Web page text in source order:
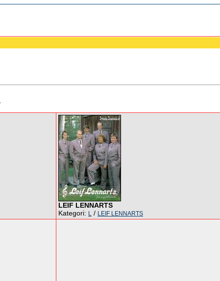
LEIF LENNARTS
Kategori: L / LEIF LENNARTS